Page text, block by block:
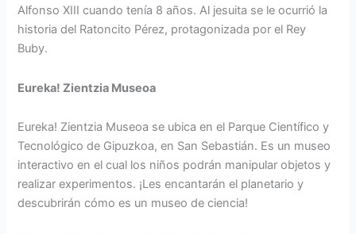
Alfonso XIII cuando tenía 8 años. Al jesuita se le ocurrió la
historia del Ratoncito Pérez, protagonizada por el Rey
Buby.
Eureka! Zientzia Museoa
Eureka! Zientzia Museoa se ubica en el Parque Científico y
Tecnológico de Gipuzkoa, en San Sebastián. Es un museo
interactivo en el cual los niños podrán manipular objetos y
realizar experimentos. ¡Les encantarán el planetario y
descubrirán cómo es un museo de ciencia!